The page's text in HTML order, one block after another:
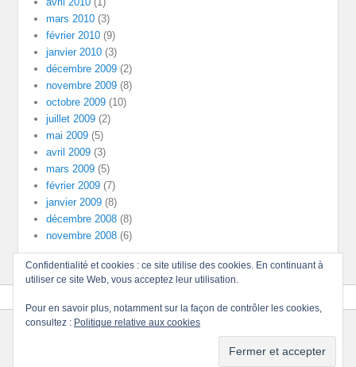
mars 2010 (3)
février 2010 (9)
janvier 2010 (3)
décembre 2009 (2)
novembre 2009 (8)
octobre 2009 (10)
juillet 2009 (2)
mai 2009 (5)
avril 2009 (3)
mars 2009 (5)
février 2009 (7)
janvier 2009 (8)
décembre 2008 (8)
novembre 2008 (6)
Tous droits réservés.
Thèmes Catch
Confidentialité et cookies : ce site utilise des cookies. En continuant à
utiliser ce site Web, vous acceptez leur utilisation.
Pour en savoir plus, notamment sur la façon de contrôler les cookies,
consultez : Politique relative aux cookies